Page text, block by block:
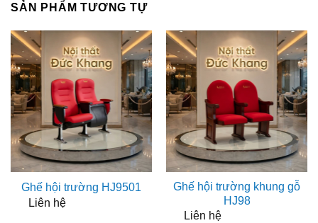
SẢN PHẨM TƯƠNG TỰ
Ghế hội trường HJ9501
Liên hệ
Ghế hội trường khung gỗ
HJ98
Liên hệ